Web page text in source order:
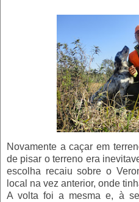
Novamente a caçar em
de pisar o terreno era
escolha recaiu sobre o
local na vez anterior, onde
A volta foi a mesma e, à